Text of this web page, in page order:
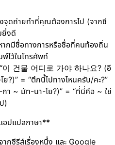
ดถ่ายทำที่คุณต้องการไป (จากซี
ยิ่งดี
กมีชื่อทางการหรือชื่อที่คนท้องถิ่น
พ์ไว้ในโทรศัพท์
건물 어디로 가야 하나요? (อี
?)” = “ตึกนี้ไปทางไหนครับ/คะ?”
า ~ มัท-นา-โย?)” = “ที่นี่คือ ~ ใช่
)
อปแปลภาษา**
กซีรีส์เรื่องหนึ่ง และ Google